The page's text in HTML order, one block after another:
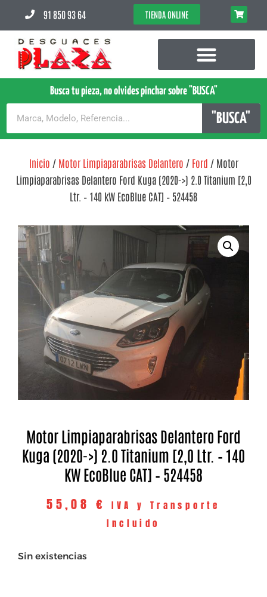
91 850 93 64 TIENDA ONLINE
Busca tu pieza, no olvides pinchar sobre "BUSCA"
"BUSCA"
Inicio / Motor Limpiaparabrisas Delantero / Ford / Motor
Limpiaparabrisas Delantero Ford Kuga (2020->) 2.0 Titanium [2,0
Ltr. – 140 kW EcoBlue CAT] – 524458
Motor Limpiaparabrisas Delantero Ford
Kuga (2020->) 2.0 Titanium [2,0 Ltr. – 140
KW EcoBlue CAT] – 524458
55,08 €
IVA y Transporte
Incluido
Sin existencias